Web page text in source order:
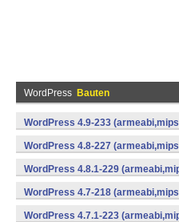
WordPress Bauten
WordPress 4.9-233
WordPress 4.8-227
WordPress 4.8.1-229
WordPress 4.7-218
WordPress 4.7.1-223